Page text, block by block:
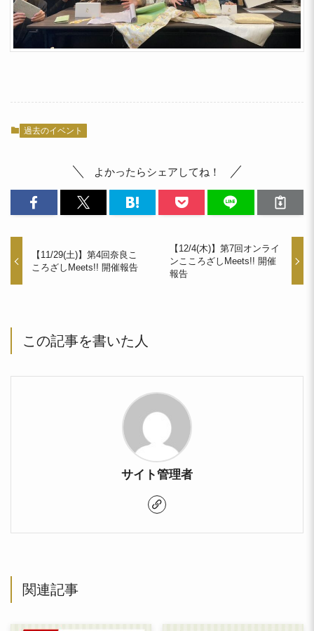
過去のイベント
よかったらシェアしてね！
【11/29(土)】第4回奈良こ
ころざしMeets!! 開催報告
【12/4(木)】第7回オンライ
ンこころざしMeets!! 開催
報告
この記事を書いた人
サイト管理者
関連記事